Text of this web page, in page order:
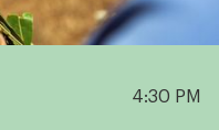
4:30 PM